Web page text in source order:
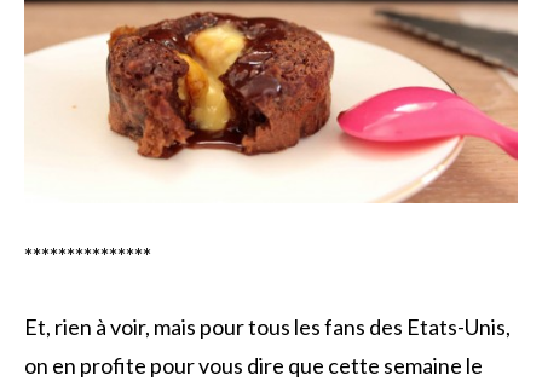
***************
Et, rien à voir, mais pour tous les fans des Etats-Unis,
on en profite pour vous dire que cette semaine le